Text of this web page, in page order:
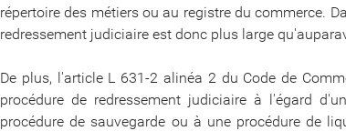
répertoire des métiers ou au registre du commerce.
redressement judiciaire est donc plus large
De plus, l'article L 631-2 alinéa 2 du Code de
procédure de redressement judiciaire à l'égard
procédure de sauvegarde ou à une procédure de